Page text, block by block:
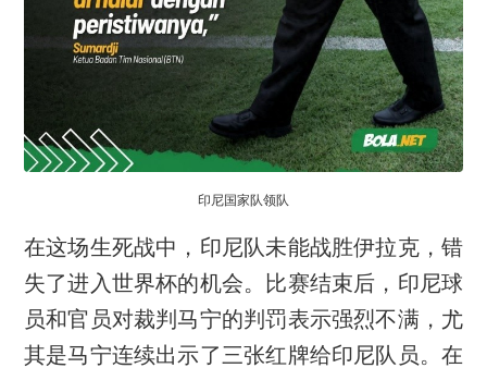
印尼国家队领队
在这场生死战中，印尼队未能战胜伊拉克，错
失了进入世界杯的机会。比赛结束后，印尼球
员和官员对裁判马宁的判罚表示强烈不满，尤
其是马宁连续出示了三张红牌给印尼队员。在